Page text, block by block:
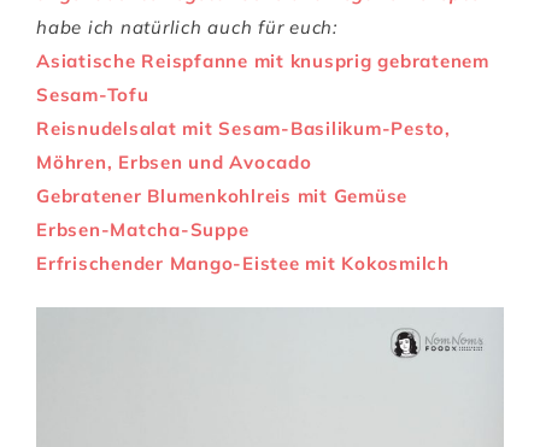
habe ich natürlich auch für euch:
Asiatische Reispfanne mit knusprig gebratenem
Sesam-Tofu
Reisnudelsalat mit Sesam-Basilikum-Pesto,
Möhren, Erbsen und Avocado
Gebratener Blumenkohlreis mit Gemüse
Erbsen-Matcha-Suppe
Erfrischender Mango-Eistee mit Kokosmilch